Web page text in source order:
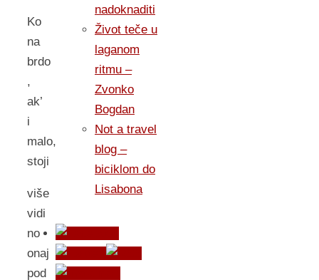
Ko
na
brdo
,
ak’
i
malo,
stoji
više
vidi
no
onaj
pod
nadoknaditi
Život teče u
laganom
ritmu –
Zvonko
Bogdan
Not a travel
blog –
biciklom do
Lisabona